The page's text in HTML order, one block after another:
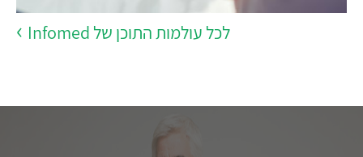
לכל עולמות התוכן של Infomed